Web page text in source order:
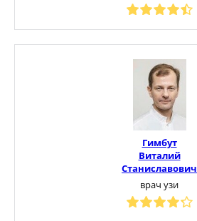
Гимбут
Виталий
Станиславович
врач узи